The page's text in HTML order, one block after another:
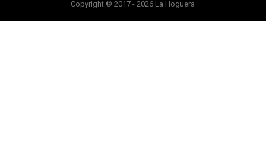
Copyright © 2017 - 2026 La Hoguera